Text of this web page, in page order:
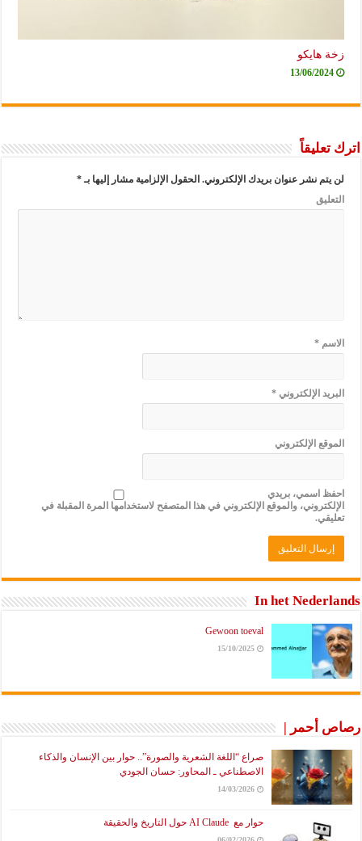
زخة هايكو
13/06/2024
اترك تعليقاً
لن يتم نشر عنوان بريدك الإلكتروني. الحقول الإلزامية مشار إليها بـ*
التعليق
الاسم*
البريد الإلكتروني*
الموقع الإلكتروني
احفظ اسمي، بريدي
الإلكتروني، والموقع الإلكتروني في هذا المتصفح لاستخدامها المرة المقبلة في
تعليقي.
In het Nederlands
Gewoon toeval
15/10/2025
رصاص أحمر |
صراع “اللغة الشعرية والصورة”.. حوار بين الإنسان والذكاء
الاصطناعي ـ المحاور: حسان الجودي
14/03/2026
حوار مع AI Claude حول التاريخ والحقيقة